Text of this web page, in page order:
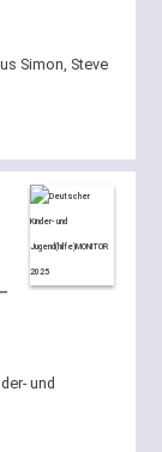
Simon, Steve
und